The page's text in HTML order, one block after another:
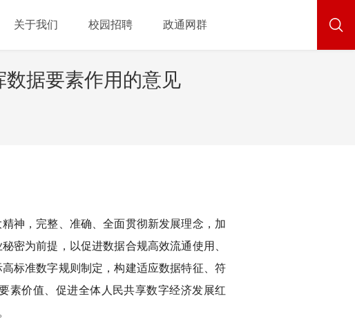
关于我们 校园招聘 政通网群
据要素作用的意见
神，完整、准确、全面贯彻新发展理念，加
密为前提，以促进数据合规高效流通使用、
标准数字规则制定，构建适应数据特征、符
素价值、促进全体人民共享数字经济发展红